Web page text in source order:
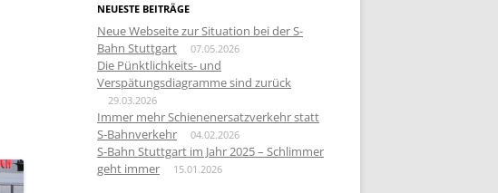
NEUESTE BEITRÄGE
Neue Webseite zur Situation bei der S-
Bahn Stuttgart
07.05.2026
Die Pünktlichkeits- und
Verspätungsdiagramme sind zurück
29.03.2026
Immer mehr Schienenersatzverkehr statt
S-Bahnverkehr
04.02.2026
S-Bahn Stuttgart im Jahr 2025 – Schlimmer
geht immer
15.01.2026